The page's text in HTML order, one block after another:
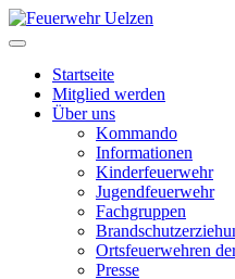
Startseite
Mitglied werden
Über uns
Kommando
Informationen
Kinderfeuerwehr
Jugendfeuerwehr
Fachgruppen
Ortsfeuerwehren
Presse